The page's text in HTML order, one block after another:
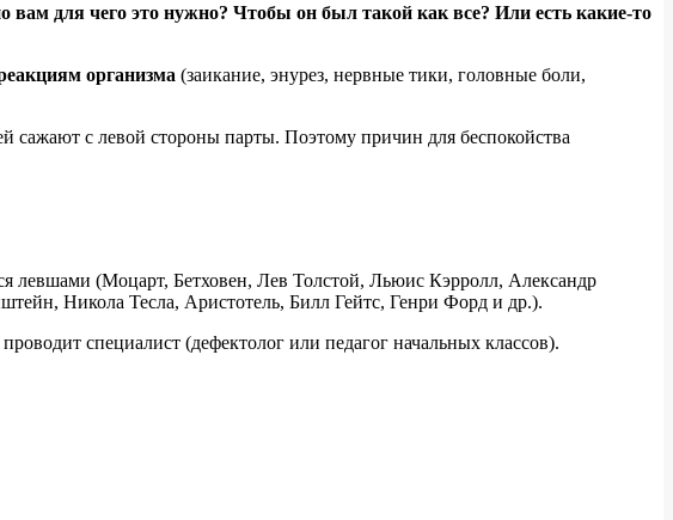
вам для чего это нужно? Чтобы он был такой как все? Или есть какие-то
организма (заикание, энурез, нервные тики, головные боли,
с левой стороны парты. Поэтому причин для беспокойства
левшами (Моцарт, Бетховен, Лев Толстой, Льюис Кэрролл, Александр
Никола Тесла, Аристотель, Билл Гейтс, Генри Форд и др.).
специалист (дефектолог или педагог начальных классов).